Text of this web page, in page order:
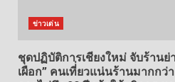
ข่าวเด่น
ชุดปฏิบัติการเชียงใหม่ จับร้าน
เผือก” คนเที่่ยวแน่นร้านมากกว่